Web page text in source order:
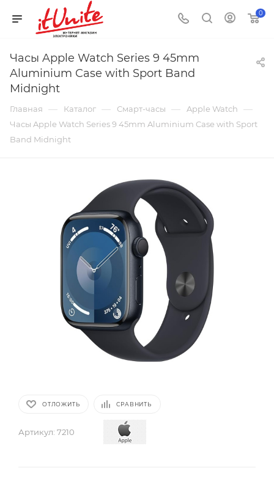
0
Часы Apple Watch Series 9 45mm
Aluminium Case with Sport Band
Midnight
Главная — Каталог — Смарт-часы — Apple Watch —
Часы Apple Watch Series 9 45mm Aluminium Case with Sport
Band Midnight
ОТЛОЖИТЬ СРАВНИТЬ
Артикул: 7210